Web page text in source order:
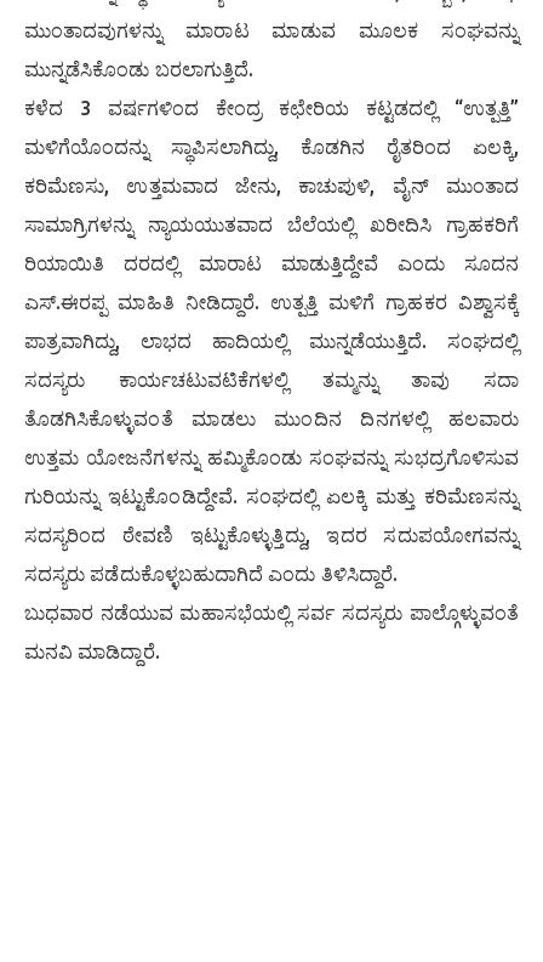
ಮುಂತಾದವುಗಳನ್ನು ಮಾರಾಟ ಮಾಡುವ ಮೂಲಕ ಸಂಘವನ್ನು
ಮುನ್ನಡೆಸಿಕೊಂಡು ಬರಲಾಗುತ್ತಿದೆ.
ಕಳೆದ 3 ವರ್ಷಗಳಿಂದ ಕೇಂದ್ರ ಕಛೇರಿಯ ಕಟ್ಟಡದಲ್ಲಿ “ಉತ್ಪತ್ತಿ”
ಮಳಿಗೆಯೊಂದನ್ನು ಸ್ಥಾಪಿಸಲಾಗಿದ್ದು, ಕೊಡಗಿನ ರೈತರಿಂದ ಏಲಕ್ಕಿ,
ಕರಿಮೆಣಸು, ಉತ್ತಮವಾದ ಜೇನು, ಕಾಚುಪುಳಿ, ವೈನ್ ಮುಂತಾದ
ಸಾಮಾಗ್ರಿಗಳನ್ನು ನ್ಯಾಯಯುತವಾದ ಬೆಲೆಯಲ್ಲಿ ಖರೀದಿಸಿ ಗ್ರಾಹಕರಿಗೆ
ರಿಯಾಯಿತಿ ದರದಲ್ಲಿ ಮಾರಾಟ ಮಾಡುತ್ತಿದ್ದೇವೆ ಎಂದು ಸೂದನ
ಎಸ್.ಈರಪ್ಪ ಮಾಹಿತಿ ನೀಡಿದ್ದಾರೆ. ಉತ್ಪತ್ತಿ ಮಳಿಗೆ ಗ್ರಾಹಕರ ವಿಶ್ವಾಸಕ್ಕೆ
ಪಾತ್ರವಾಗಿದ್ದು, ಲಾಭದ ಹಾದಿಯಲ್ಲಿ ಮುನ್ನಡೆಯುತ್ತಿದೆ. ಸಂಘದಲ್ಲಿ
ಸದಸ್ಯರು ಕಾರ್ಯಚಟುವಟಿಕೆಗಳಲ್ಲಿ ತಮ್ಮನ್ನು ತಾವು ಸದಾ
ತೊಡಗಿಸಿಕೊಳ್ಳುವಂತೆ ಮಾಡಲು ಮುಂದಿನ ದಿನಗಳಲ್ಲಿ ಹಲವಾರು
ಉತ್ತಮ ಯೋಜನೆಗಳನ್ನು ಹಮ್ಮಿಕೊಂಡು ಸಂಘವನ್ನು ಸುಭದ್ರಗೊಳಿಸುವ
ಗುರಿಯನ್ನು ಇಟ್ಟುಕೊಂಡಿದ್ದೇವೆ. ಸಂಘದಲ್ಲಿ ಏಲಕ್ಕಿ ಮತ್ತು ಕರಿಮೆಣಸನ್ನು
ಸದಸ್ಯರಿಂದ ಠೇವಣಿ ಇಟ್ಟುಕೊಳ್ಳುತ್ತಿದ್ದು, ಇದರ ಸದುಪಯೋಗವನ್ನು
ಸದಸ್ಯರು ಪಡೆದುಕೊಳ್ಳಬಹುದಾಗಿದೆ ಎಂದು ತಿಳಿಸಿದ್ದಾರೆ.
ಬುಧವಾರ ನಡೆಯುವ ಮಹಾಸಭೆಯಲ್ಲಿ ಸರ್ವ ಸದಸ್ಯರು ಪಾಲ್ಗೊಳ್ಳುವಂತೆ
ಮನವಿ ಮಾಡಿದ್ದಾರೆ.